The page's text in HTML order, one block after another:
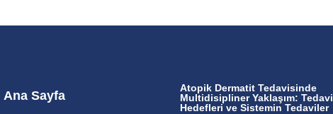
Ana Sayfa
Atopik Dermatit Tedavisinde
Multidisipliner Yaklaşım: Tedavi
Hedefleri ve Sistemin Tedaviler